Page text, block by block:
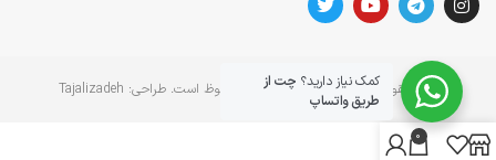
کلیه حقوق برای وبسایت آژمان آی تی محفوظ است. طراحی: Tajalizadeh کمک نیاز دارید؟ چت از
طریق واتساپ
0